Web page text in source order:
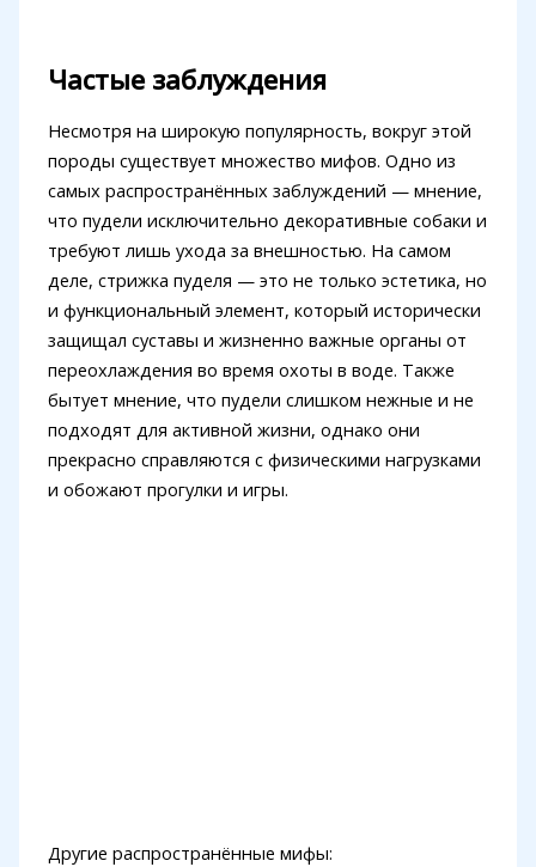
Частые заблуждения
Несмотря на широкую популярность, вокруг этой
породы существует множество мифов. Одно из
самых распространённых заблуждений — мнение,
что пудели исключительно декоративные собаки и
требуют лишь ухода за внешностью. На самом
деле, стрижка пуделя — это не только эстетика, но
и функциональный элемент, который исторически
защищал суставы и жизненно важные органы от
переохлаждения во время охоты в воде. Также
бытует мнение, что пудели слишком нежные и не
подходят для активной жизни, однако они
прекрасно справляются с физическими нагрузками
и обожают прогулки и игры.
Другие распространённые мифы: